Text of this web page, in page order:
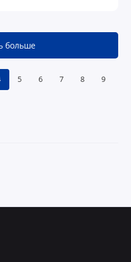
5 6 7 8 9
больше